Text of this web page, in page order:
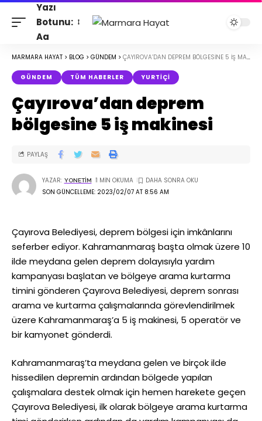
Yazı
Botunu:
Aa
MARMARA HAYAT > BLOG > GÜNDEM > ÇAYIROVA’DAN DEPREM BÖLGESINE 5 IŞ MAKINESI
GÜNDEM TÜM HABERLER YURTIÇI
Çayırova’dan deprem
bölgesine 5 iş makinesi
SON GÜNCELLEME: 2023/02/07 AT 8:56 AM
YAZAR: YONETIM 1 MIN OKUMA
PAYLAŞ
Çayırova Belediyesi, deprem bölgesi için imkânlarını
seferber ediyor. Kahramanmaraş başta olmak üzere 10
ilde meydana gelen deprem dolayısıyla yardım
kampanyası başlatan ve bölgeye arama kurtarma
timini gönderen Çayırova Belediyesi, deprem sonrası
arama ve kurtarma çalışmalarında görevlendirilmek
üzere Kahramanmaraş’a 5 iş makinesi, 5 operatör ve
bir kamyonet gönderdi.
Kahramanmaraş’ta meydana gelen ve birçok ilde
hissedilen depremin ardından bölgede yapılan
çalışmalara destek olmak için hemen harekete geçen
Çayırova Belediyesi, ilk olarak bölgeye arama kurtarma